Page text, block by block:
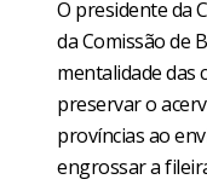
O presidente da
da Comissão de
mentalidade das
preservar o
províncias ao
engrossar a